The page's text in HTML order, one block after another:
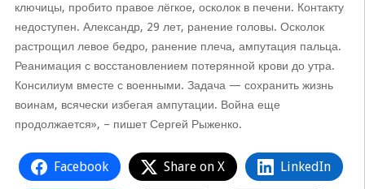
ключицы, пробито правое лёгкое, осколок в печени. Контакту
недоступен. Александр, 29 лет, ранение головы. Осколок
растрощил левое бедро, ранение плеча, ампутация пальца.
Реанимация с восстановлением потерянной крови до утра.
Консилиум вместе с военными. Задача — сохранить жизнь
воинам, всячески избегая ампутации. Война еще
продолжается», – пишет Сергей Рыженко.
Facebook Share on X LinkedIn